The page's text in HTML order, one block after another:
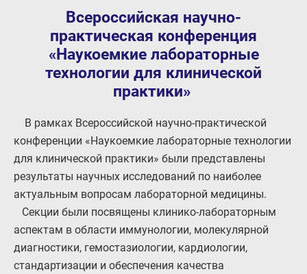
Всероссийская научно-
практическая конференция
«Наукоемкие лабораторные
технологии для клинической
практики»
В рамках Всероссийской научно-практической
конференции «Наукоемкие лабораторные технологии
для клинической практики» были представлены
результаты научных исследований по наиболее
актуальным вопросам лабораторной медицины.
Секции были посвящены клинико-лабораторным
аспектам в области иммунологии, молекулярной
диагностики, гемостазиологии, кардиологии,
стандартизации и обеспечения качества